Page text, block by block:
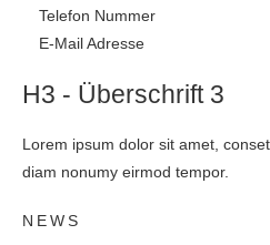
Telefon Nummer
E-Mail Adresse
H3 - Überschrift 3
Lorem ipsum dolor sit amet,
diam nonumy eirmod tempor.
NEWS